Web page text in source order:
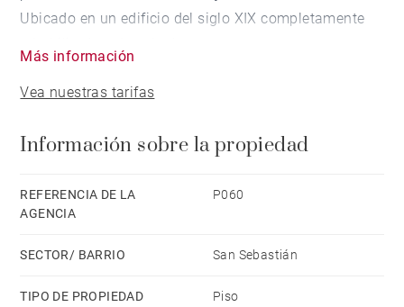
Ubicado en un edificio del siglo XIX completamente
confort contemporáneo.
La vivienda ha sido objeto de una reforma integral,
Diseño Interior. Su distribución tipo loft ofrece un
amplio salón-comedor con cocina abierta
completamente equipada, un dormitorio principal con
cortesía. Existe la posibilidad de redistribuir el espacio
Más información
Vea nuestras tarifas
Información sobre la propiedad
REFERENCIA DE LA
AGENCIA
P060
SECTOR/ BARRIO San Sebastián
TIPO DE PROPIEDAD Piso